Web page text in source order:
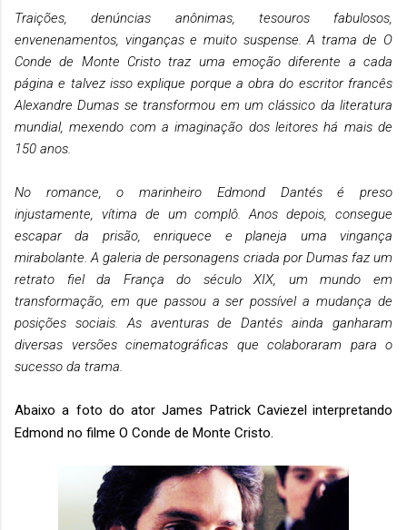
Traições, denúncias anônimas, tesouros fabulosos,
envenenamentos, vinganças e muito suspense. A trama de O
Conde de Monte Cristo traz uma emoção diferente a cada
página e talvez isso explique porque a obra do escritor francês
Alexandre Dumas se transformou em um clássico da literatura
mundial, mexendo com a imaginação dos leitores há mais de
150 anos.
No romance, o marinheiro Edmond Dantés é preso
injustamente, vítima de um complô. Anos depois, consegue
escapar da prisão, enriquece e planeja uma vingança
mirabolante. A galeria de personagens criada por Dumas faz um
retrato fiel da França do século XIX, um mundo em
transformação, em que passou a ser possível a mudança de
posições sociais. As aventuras de Dantés ainda ganharam
diversas versões cinematográficas que colaboraram para o
sucesso da trama.
Abaixo a foto do ator James Patrick Caviezel interpretando
Edmond no filme O Conde de Monte Cristo.